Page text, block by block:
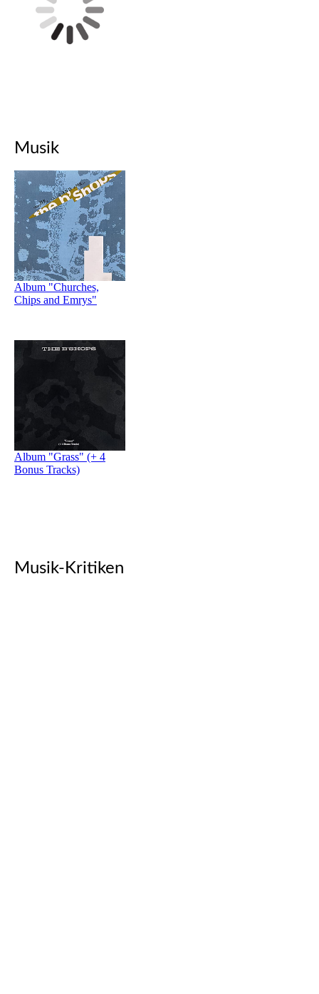
Musik
Album "Churches,
Chips and Emrys"
Album "Grass" (+ 4
Bonus Tracks)
Musik-Kritiken